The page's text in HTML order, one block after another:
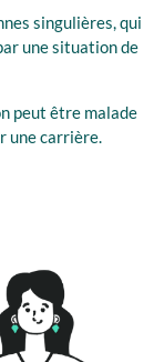
singulières, qui
une situation de
peut être malade
une carrière.